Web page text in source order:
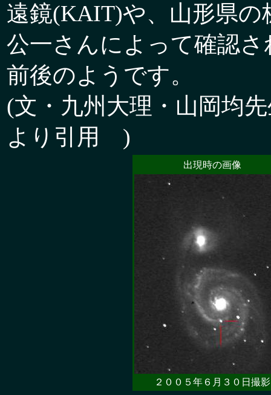
遠鏡(KAIT)や、山形県の
公一さんによって確認
前後のようです。
(文・九州大理・山岡均
より引用 )
出現時の画像
２００５年６月３０日撮影